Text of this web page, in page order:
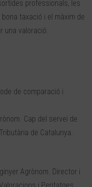
professionals, les
taxació i el màxim de
una valoració.
de comparació i
Cap del servei de
de Catalunya.
Agrònom. Director i